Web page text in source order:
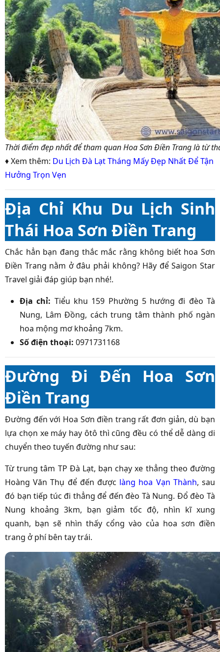
Thời điểm đẹp nhất để tham quan Hoa Sơn Điền Trang là từ
♦ Xem thêm: Du Lịch Đà Lạt Tháng Mấy Đẹp Nhất Để Tận
Hưởng Trọn Vẹn
Địa Chỉ Khu Du Lịch Sinh
Thái Hoa Sơn Điền Trang
Chắc hẳn bạn đang thắc mắc rằng không biết hoa Sơn
Điền Trang nằm ở đâu phải không? Hãy đểSaigon Star
Travel giải đáp giúp bạn nhé!.
Địa chỉ: Tiểu khu 159 Phường 5 hướng đi đèo Tà
Nung, Lâm Đồng, cách trung tâm thành phố ngàn
hoa mộng mơ khoảng 7km.
Số điện thoại: 0971731168
Đường Đi Đến Hoa Sơn
Điền Trang
Đường đến với Hoa Sơn điền trang rất đơn giản, dù bạn
lựa chọn xe máy hay ôtô thì cũng đều có thể dễ dàng di
chuyển theo tuyến đường như sau:
Từ trung tâm TP Đà Lạt, bạn chạy xe thẳng theo đường
Hoàng Văn Thụ để đến được làng hoa Vạn Thành, sau
đó bạn tiếp túc đi thẳng để đến đèo Tà Nung. Đổ đèo Tà
Nung khoảng 3km, bạn giảm tốc độ, nhìn kĩ xung
quanh, bạn sẽ nhìn thấy cổng vào của hoa sơn điền
trang ở phí bên tay trái.